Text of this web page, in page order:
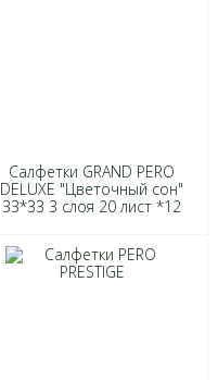
Салфетки GRAND PERO
DELUXE "Цветочный сон"
33*33 3 слоя 20 лист *12